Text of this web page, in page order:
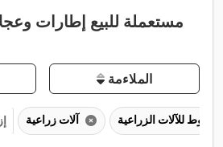
مستعملة للبيع إطارات
الملاءمة
آلات زراعية